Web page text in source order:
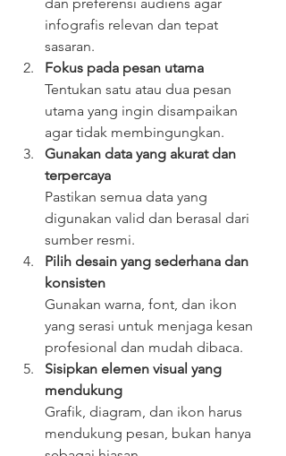
infografis relevan dan tepat
sasaran.
Fokus pada pesan utama
Tentukan satu atau dua pesan
utama yang ingin disampaikan
agar tidak membingungkan.
Gunakan data yang akurat dan
terpercaya
Pastikan semua data yang
digunakan valid dan berasal dari
sumber resmi.
Pilih desain yang sederhana dan
konsisten
Gunakan warna, font, dan ikon
yang serasi untuk menjaga kesan
profesional dan mudah dibaca.
Sisipkan elemen visual yang
mendukung
Grafik, diagram, dan ikon harus
mendukung pesan, bukan hanya